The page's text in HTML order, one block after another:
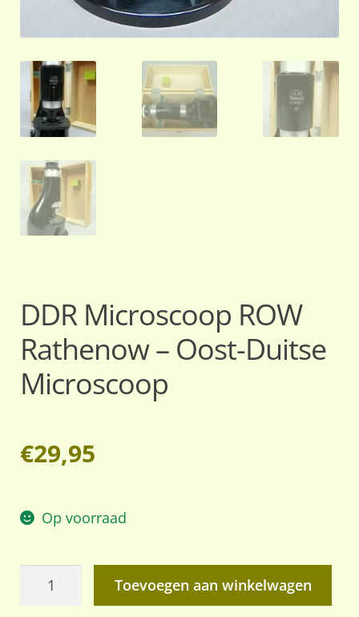
DDR Microscoop ROW
Rathenow – Oost-Duitse
Microscoop
€29,95
Op voorraad
Toevoegen aan winkelwagen